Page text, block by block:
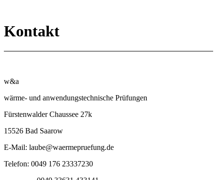
Kontakt
w&a
wärme- und anwendungstechnische Prüfungen
Fürstenwalder Chaussee 27k
15526 Bad Saarow
E-Mail: laube@waermepruefung.de
Telefon: 0049 176 23337230